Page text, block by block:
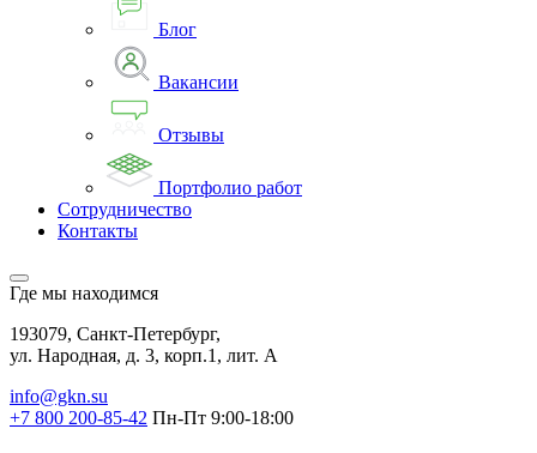
Блог
Вакансии
Отзывы
Портфолио работ
Сотрудничество
Контакты
Где мы находимся
193079, Санкт-Петербург,
ул. Народная, д. 3, корп.1, лит. А
info@gkn.su
+7 800 200-85-42 Пн-Пт 9:00-18:00